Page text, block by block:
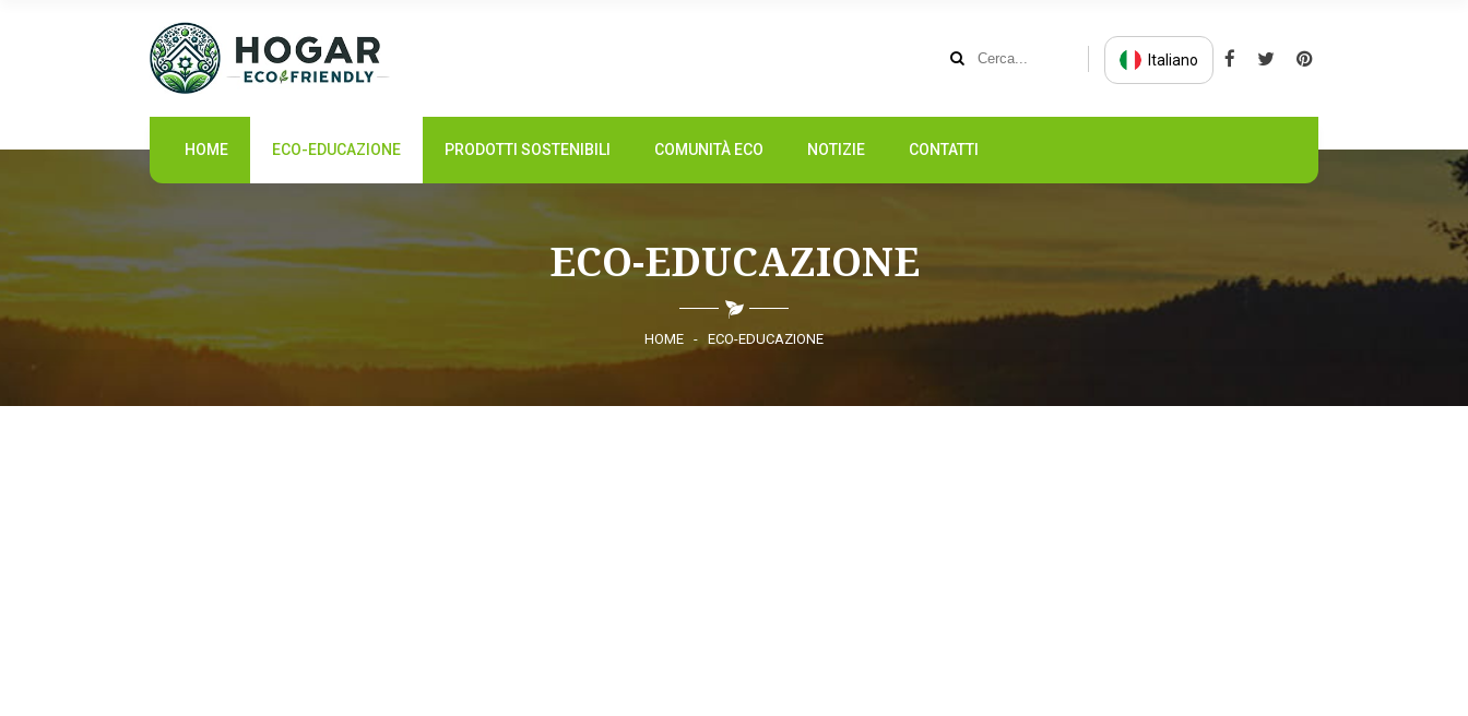
Italiano
HOME ECO-EDUCAZIONE PRODOTTI SOSTENIBILI COMUNITÀ ECO NOTIZIE CONTATTI
COMUNITÀ ECO ECO-EDUCAZIONE
HOME - ECO-EDUCAZIONE